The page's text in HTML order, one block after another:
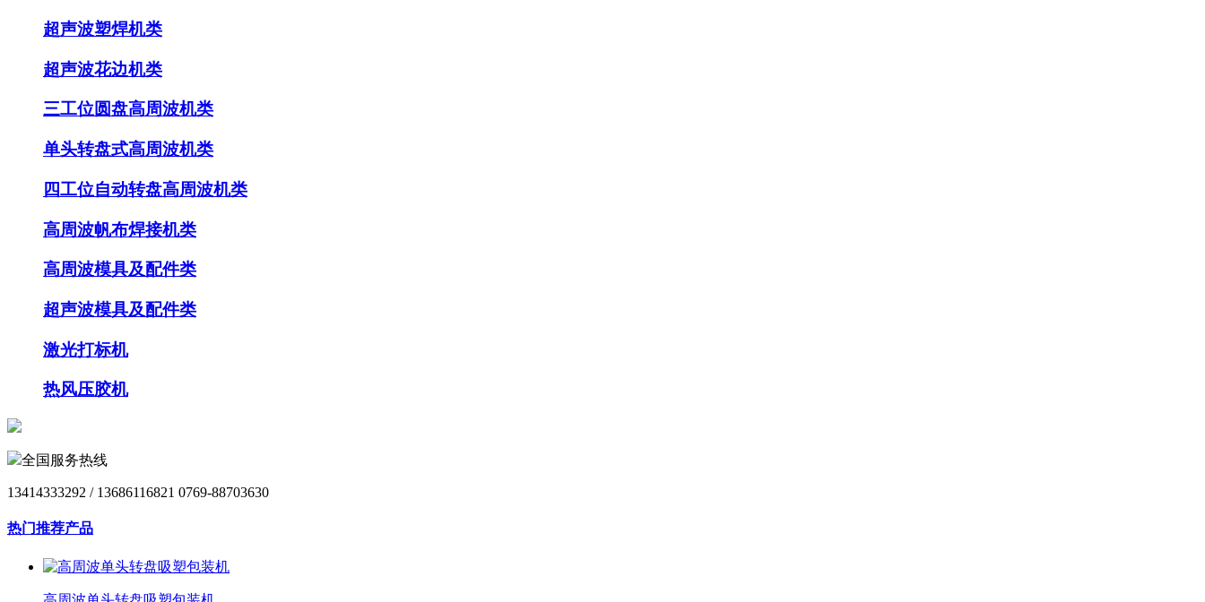
超声波塑焊机类
超声波花边机类
三工位圆盘高周波机类
单头转盘式高周波机类
四工位自动转盘高周波机类
高周波帆布焊接机类
高周波模具及配件类
超声波模具及配件类
激光打标机
热风压胶机
全国服务热线
13414333292 / 13686116821 0769-88703630
热门推荐产品